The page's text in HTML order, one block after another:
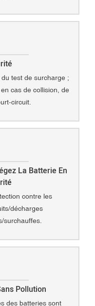
test de surcharge ;
cas de collision, de
circuit.
La Batterie En
contre les
décharges
surchauffes.
Pollution
des batteries sont